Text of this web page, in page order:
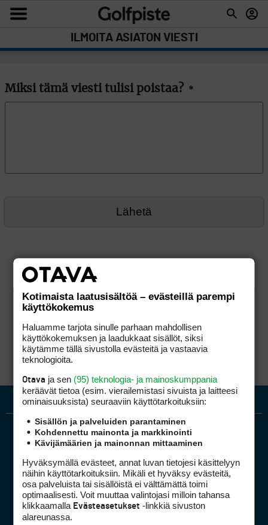
ILMOITA ASIATON VIESTI
Miksi tämä viesti tulisi poistaa? *
Golfpiste mediakortti
Kotimaista laatusisältöä – evästeillä parempi
käyttökokemus
Haluamme tarjota sinulle parhaan mahdollisen
käyttökokemuksen ja laadukkaat sisällöt, siksi
käytämme tällä sivustolla evästeitä ja vastaavia
teknologioita.
Otava ja sen (95) teknologia- ja mainoskumppania
keräävät tietoa (esim. vierailemis­tasi sivuista ja laitteesi
ominaisuuk­sista) seuraaviin käyttötarkoituksiin:
Sisällön ja palveluiden parantaminen
Kohdennettu mainonta ja markkinointi
Kävijämäärien ja mainonnan mittaaminen
Hyväksymällä evästeet, annat luvan tietojesi käsittelyyn
näihin käyttötarkoituksiin. Mikäli et hyväksy evästeitä,
osa palveluista tai sisällöistä ei välttämättä toimi
optimaalisesti. Voit muuttaa valintojasi milloin tahansa
klikkaamalla Evästeasetukset -linkkiä sivuston
alareunassa.